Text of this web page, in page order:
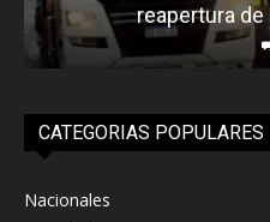
reapertura de
CATEGORIAS POPULARES
Nacionales